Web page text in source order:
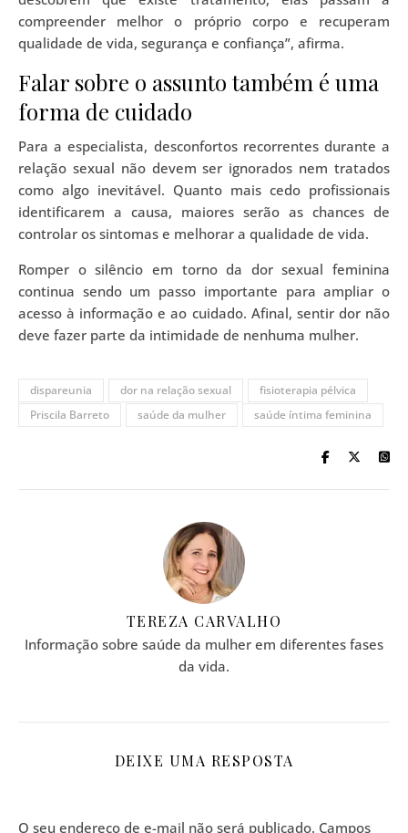
compreender melhor o próprio corpo e recuperam
qualidade de vida, segurança e confiança”, afirma.
Falar sobre o assunto também é uma
forma de cuidado
Para a especialista, desconfortos recorrentes durante a
relação sexual não devem ser ignorados nem tratados
como algo inevitável. Quanto mais cedo profissionais
identificarem a causa, maiores serão as chances de
controlar os sintomas e melhorar a qualidade de vida.
Romper o silêncio em torno da dor sexual feminina
continua sendo um passo importante para ampliar o
acesso à informação e ao cuidado. Afinal, sentir dor não
deve fazer parte da intimidade de nenhuma mulher.
dispareunia dor na relação sexual
fisioterapia pélvica
Priscila Barreto
saúde da mulher saúde íntima feminina
TEREZA CARVALHO
Informação sobre saúde da mulher em diferentes fases
da vida.
DEIXE UMA RESPOSTA
O seu endereço de e-mail não será publicado. Campos